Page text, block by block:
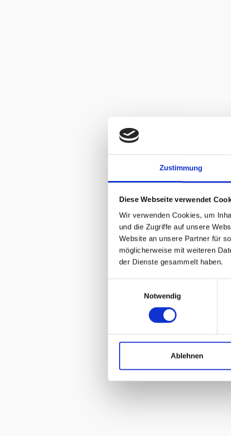
Zustimmung
Diese Webseite verwendet
Wir verwenden Cookies, um
und die Zugriffe auf unsere
Website an unsere Partner für
möglicherweise mit weiteren
der Dienste gesammelt haben.
Notwendig
Ablehnen